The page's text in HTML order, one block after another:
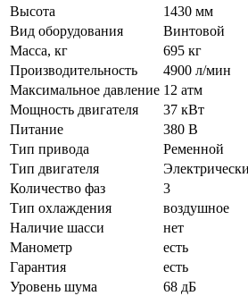
Высота
1430 мм
Вид оборудования
Винтовой
Масса, кг
695 кг
Производительность
4900 л/мин
Максимальное давление 12 атм
Мощность двигателя
37 кВт
Питание
380 В
Тип привода
Ременной
Тип двигателя
Количество фаз
3
Тип охлаждения
воздушное
Наличие шасси
нет
Манометр
есть
Гарантия
есть
Уровень шума
68 дБ